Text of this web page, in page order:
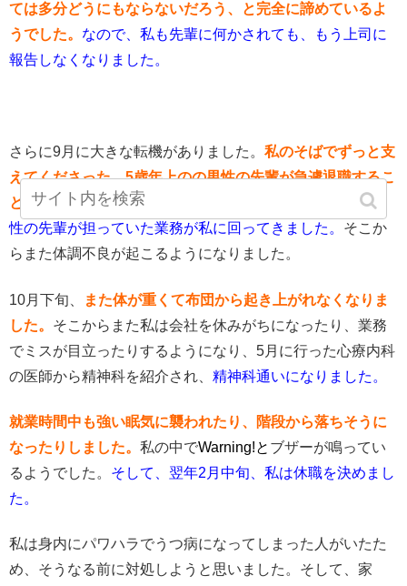
ては多分どうにもならないだろう、と完全に諦めているよ
うでした。 なので、私も先輩に何かされても、もう上司に
報告しなくなりました。
さらに9月に大きな転機がありました。 私のそばでずっと支
えてくださった、5歳年上のの男性の先輩が急遽退職するこ
とになったのです。その男性の先輩の退職に伴い、その男
性の先輩が担っていた業務が私に回ってきました。 そこか
らまた体調不良が起こるようになりました。
10月下旬、
また体が重くて布団から起き上がれなくなりま
した。 そこからまた私は会社を休みがちになったり、業務
でミスが目立ったりするようになり、5月に行った心療内科
の医師から精神科を紹介され、 精神科通いになりました。
就業時間中も強い眠気に襲われたり、階段から落ちそうに
なったりしました。 私の中でWarning!と ブザーが鳴ってい
るようでした。 そして、翌年2月中旬、私は休職を決めまし
た。
私は身内にパワハラでうつ病になってしまった人がいたた
め、そうなる前に対処しようと思いました。そして、家